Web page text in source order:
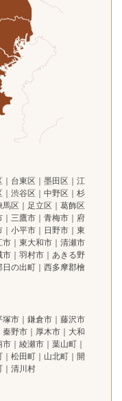
台東区｜墨田区｜江
渋谷区｜中野区｜杉
区｜足立区｜葛飾区
｜三鷹市｜青梅市｜府
小平市｜日野市｜東
｜東大和市｜清瀬市
市｜羽村市｜あきる野
の出町｜西多摩郡檜
市｜鎌倉市｜藤沢市
秦野市｜厚木市｜大和
｜綾瀬市｜葉山町｜
松田町｜山北町｜開
｜清川村